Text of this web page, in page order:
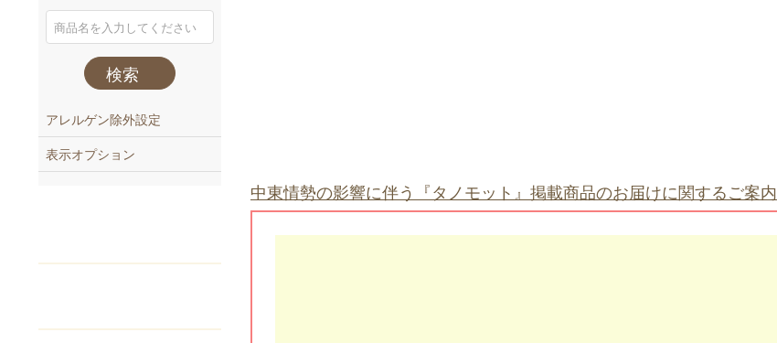
検索
アレルゲン除外設定
表示オプション
中東情勢の影響に伴う『タノモット』掲載商品のお届けに関するご案内